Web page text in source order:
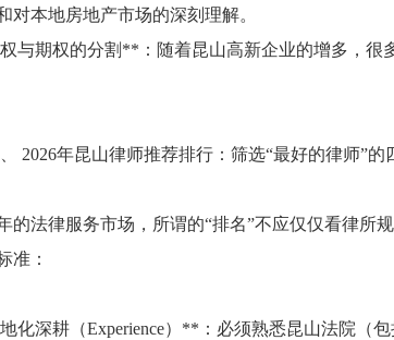
对本地房地产市场的深刻理解。
与期权的分割**：随着昆山高新企业的增多，很
2026年昆山律师推荐排行：筛选“最好的律师”的
的法律服务市场，所谓的“排名”不应仅仅看律所
准：
化深耕（Experience）**：必须熟悉昆山法院（